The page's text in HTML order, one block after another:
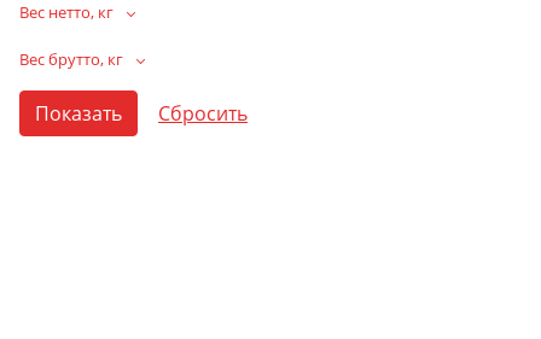
Вес нетто, кг
Вес брутто, кг